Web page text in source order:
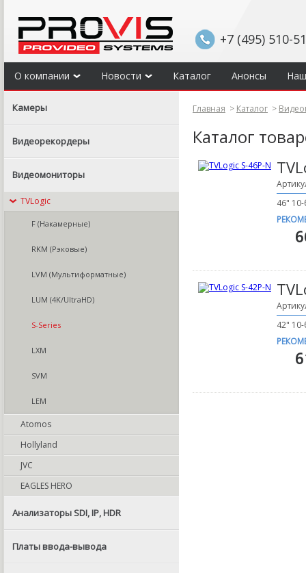
+7 (495) 510-
О компании Новости Каталог Анонсы
Камеры
Видеорекордеры
Видеомониторы
TVLogic
F (Накамерные)
RKM (Рэковые)
LVM (Мультиформатные)
LUM (4K/UltraHD)
S-Series
LXM
SVM
LEM
Atomos
Hollyland
JVC
EAGLES HERO
Анализаторы SDI, IP, HDR
Платы ввода-вывода
Главная > Каталог >
Каталог
46"
42"